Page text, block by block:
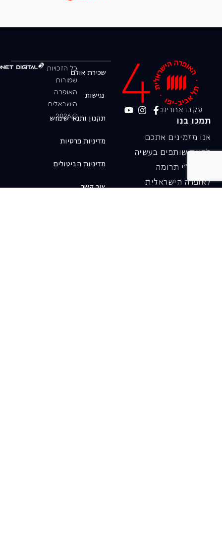
עקבו אחרינו:
תמכו בנו
אנו מזמינים אתכם
להיות שותפים בעשיה
שלנו ע"י תרומה
לאופרה הישראלית
כל הזכויות
שמורות
האופרה
הישראלית
© 2026
שכירת אולם
נגישות
תקנון ותנאי שימוש
מדיניות פרטיות
מדיניות הביטולים
צור קשר